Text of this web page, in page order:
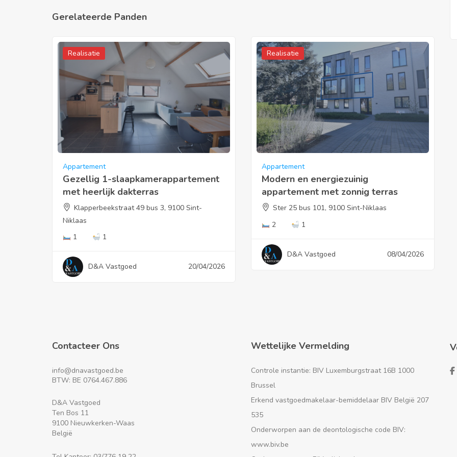
Gerelateerde Panden
Realisatie
Appartement
Gezellig 1-slaapkamerappartement
met heerlijk dakterras
Klapperbeekstraat 49 bus 3, 9100 Sint-
Niklaas
1
1
D&A Vastgoed 20/04/2026
Realisatie
Appartement
Modern en energiezuinig
appartement met zonnig terras
Ster 25 bus 101, 9100 Sint-Niklaas
2
1
D&A Vastgoed 08/04/2026
Contacteer Ons
info@dnavastgoed.be
BTW: BE 0764.467.886
D&A Vastgoed
Ten Bos 11
9100 Nieuwkerken-Waas
België
Wettelijke Vermelding
Controle instantie: BIV Luxemburgstraat 16B 1000
Brussel
Erkend vastgoedmakelaar-bemiddelaar BIV België 207
535
Onderworpen aan de deontologische code BIV:
www.biv.be